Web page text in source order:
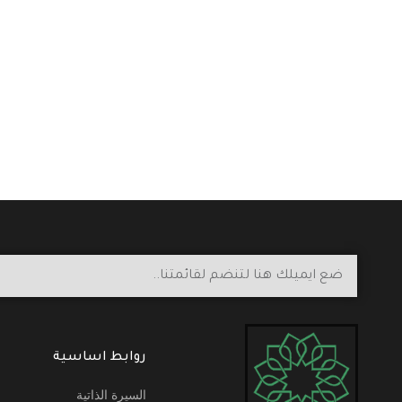
روابط اساسية
السيرة الذاتية